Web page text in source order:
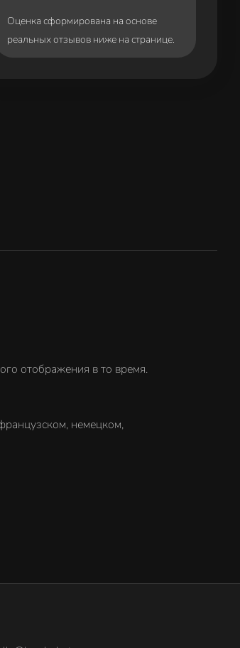
Оценка сформирована на основе
реальных отзывов ниже на странице.
отображения в то время.
немецком,